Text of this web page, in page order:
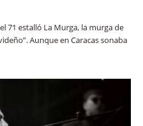
71 estalló La Murga, la murga de
Aunque en Caracas sonaba